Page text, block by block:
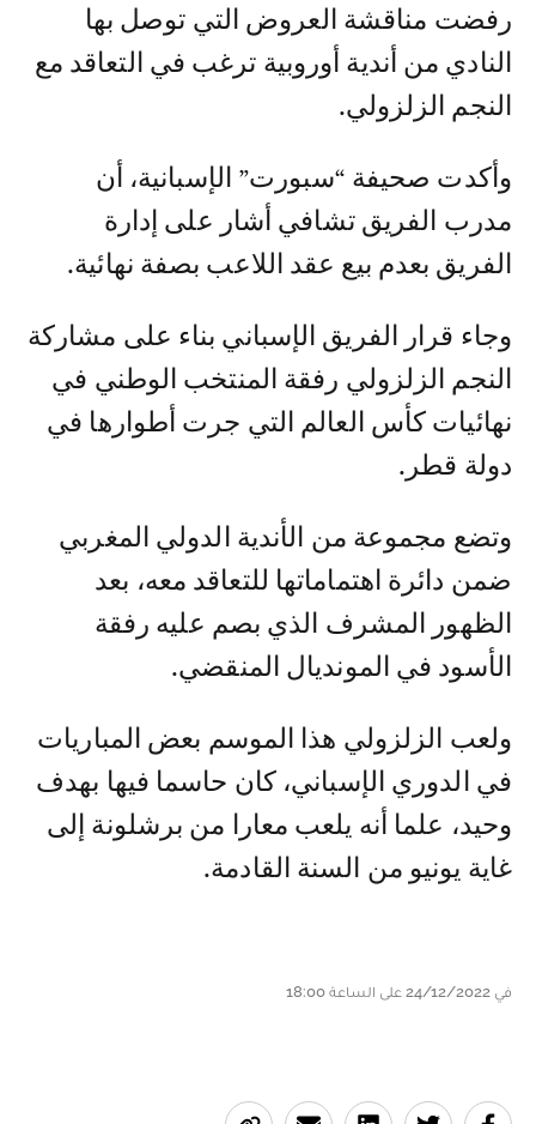
رفضت مناقشة العروض التي توصل بها
النادي من أندية أوروبية ترغب في التعاقد مع
النجم الزلزولي.
وأكدت صحيفة “سبورت” الإسبانية، أن
مدرب الفريق تشافي أشار على إدارة
الفريق بعدم بيع عقد اللاعب بصفة نهائية.
وجاء قرار الفريق الإسباني بناء على مشاركة
النجم الزلزولي رفقة المنتخب الوطني في
نهائيات كأس العالم التي جرت أطوارها في
دولة قطر.
وتضع مجموعة من الأندية الدولي المغربي
ضمن دائرة اهتماماتها للتعاقد معه، بعد
الظهور المشرف الذي بصم عليه رفقة
الأسود في المونديال المنقضي.
ولعب الزلزولي هذا الموسم بعض المباريات
في الدوري الإسباني، كان حاسما فيها بهدف
وحيد، علما أنه يلعب معارا من برشلونة إلى
غاية يونيو من السنة القادمة.
في 24/12/2022 على الساعة 18:00